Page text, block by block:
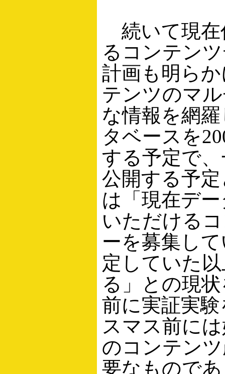
続いて現在
るコンテン
計画も明ら
テンツのマ
な情報を網
タベースを
する予定で
公開する予
は「現在デ
いただける
ーを募集し
定していた
る」との現
前に実証実
スマス前に
のコンテン
要なもので